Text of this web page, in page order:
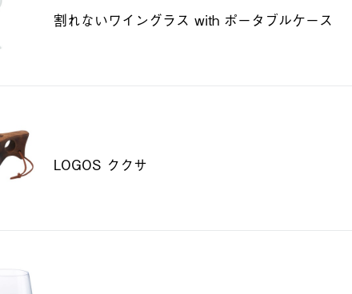
割れないワイングラス with ポータブルケース
LOGOS ククサ